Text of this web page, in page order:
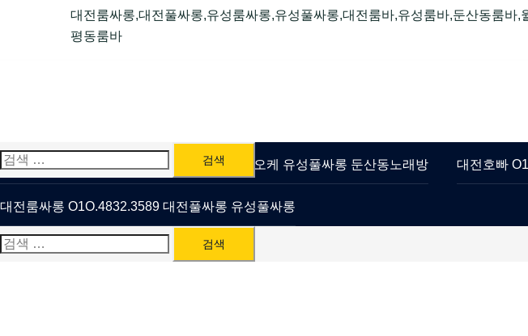
대전룸싸롱,대전풀싸롱,유성룸싸롱,유성풀싸롱,대전룸바,유성룸바,둔산동룸바,
평동룸바
검
색:
유성룸싸롱 O1O.4832.3589 대전퍼블릭가라오케 유성풀싸롱 둔산동노래방 대전호빠
대전룸싸롱 O1O.4832.3589 대전풀싸롱 유성풀싸롱
검